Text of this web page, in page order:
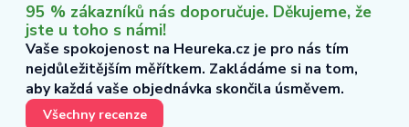
95 % zákazníků nás doporučuje. Děkujeme, že
jste u toho s námi!
Vaše spokojenost na Heureka.cz je pro nás tím
nejdůležitějším měřítkem. Zakládáme si na tom,
aby každá vaše objednávka skončila úsměvem.
Všechny recenze